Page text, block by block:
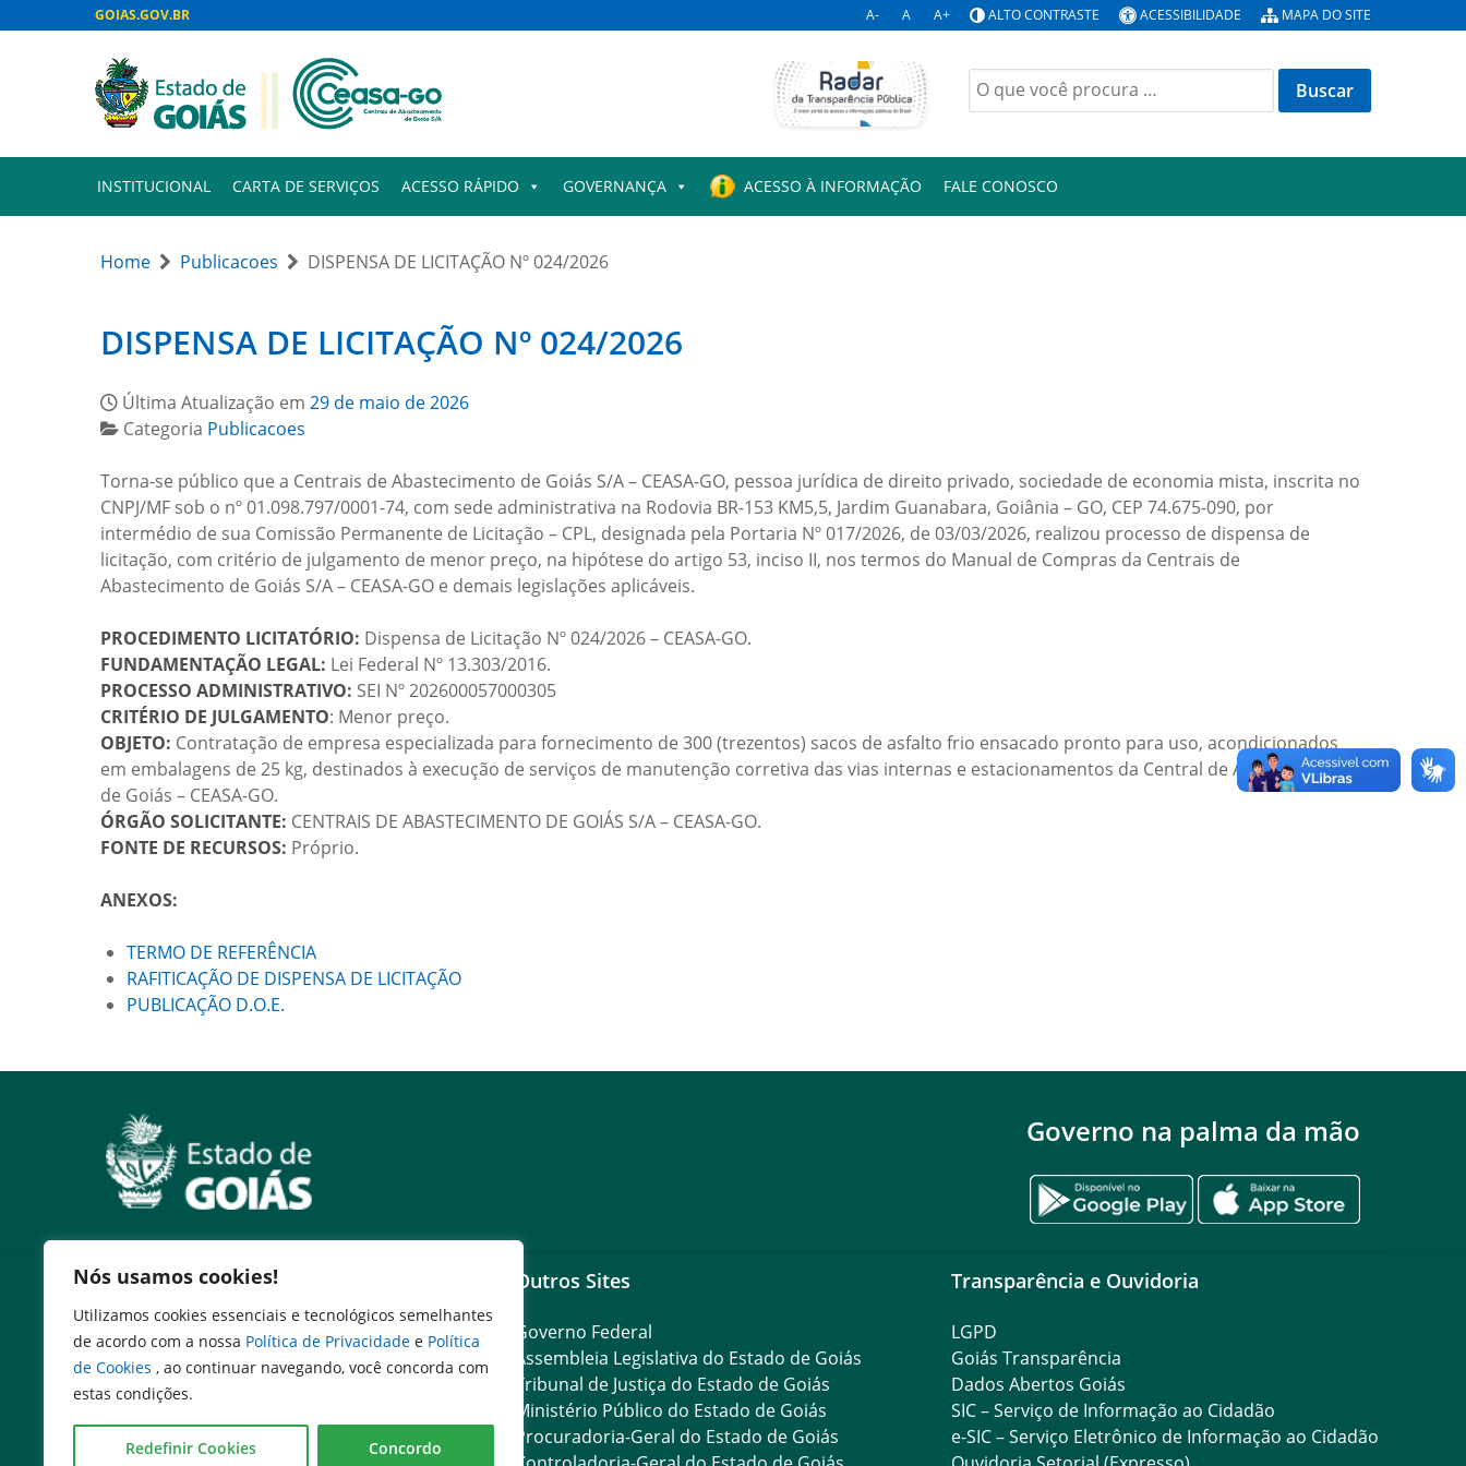
Nós usamos cookies!
Utilizamos cookies essenciais e tecnológicos semelhantes
de acordo com a nossa Política de Privacidade e Política
de Cookies , ao continuar navegando, você concorda com
estas condições.
Redefinir Cookies Concordo
GOIAS.GOV.BR A- A A+ ALTO CONTRASTE ACESSIBILIDADE MAPA DO SITE
Buscar
por:
INSTITUCIONAL CARTA DE SERVIÇOS ACESSO RÁPIDO GOVERNANÇA ACESSO À INFORMAÇÃO FALE CONOSCO
Home Publicacoes DISPENSA DE LICITAÇÃO Nº 024/2026
DISPENSA DE LICITAÇÃO Nº 024/2026
Última Atualização em 29 de maio de 2026
Categoria Publicacoes
Torna-se público que a Centrais de Abastecimento de Goiás S/A – CEASA-GO, pessoa jurídica de direito privado, sociedade de economia mista, inscrita no
CNPJ/MF sob o nº 01.098.797/0001-74, com sede administrativa na Rodovia BR-153 KM5,5, Jardim Guanabara, Goiânia – GO, CEP 74.675-090, por
intermédio de sua Comissão Permanente de Licitação – CPL, designada pela Portaria Nº 017/2026, de 03/03/2026, realizou processo de dispensa de
licitação, com critério de julgamento de menor preço, na hipótese do artigo 53, inciso II, nos termos do Manual de Compras da Centrais de
Abastecimento de Goiás S/A – CEASA-GO e demais legislações aplicáveis.
PROCEDIMENTO LICITATÓRIO: Dispensa de Licitação Nº 024/2026 – CEASA-GO.
FUNDAMENTAÇÃO LEGAL: Lei Federal Nº 13.303/2016.
PROCESSO ADMINISTRATIVO: SEI Nº 202600057000305
CRITÉRIO DE JULGAMENTO: Menor preço.
OBJETO: Contratação de empresa especializada para fornecimento de 300 (trezentos) sacos de asfalto frio ensacado pronto para uso, acondicionados
em embalagens de 25 kg, destinados à execução de serviços de manutenção corretiva das vias internas e estacionamentos da Central de Abastecimento
de Goiás – CEASA-GO.
ÓRGÃO SOLICITANTE: CENTRAIS DE ABASTECIMENTO DE GOIÁS S/A – CEASA-GO.
FONTE DE RECURSOS: Próprio.
ANEXOS:
TERMO DE REFERÊNCIA
RAFITICAÇÃO DE DISPENSA DE LICITAÇÃO
PUBLICAÇÃO D.O.E.
Governo na palma da mão
Serviços
Expresso Goiás
Expresso Aplicações
Expresso Servidor
SEI Governadoria
Cadastro de Autoridades
Outros Sites
Governo Federal
Assembleia Legislativa do Estado de Goiás
Tribunal de Justiça do Estado de Goiás
Ministério Público do Estado de Goiás
Procuradoria-Geral do Estado de Goiás
Transparência e Ouvidoria
LGPD
Goiás Transparência
Dados Abertos Goiás
SIC – Serviço de Informação ao Cidadão
e-SIC – Serviço Eletrônico de Informação ao Cidadão